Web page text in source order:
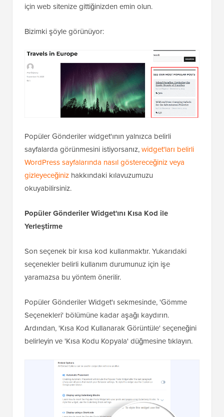
için web sitenize gittiğinizden emin olun.
Bizimki şöyle görünüyor:
Popüler Gönderiler widget'ının yalnızca belirli
sayfalarda görünmesini istiyorsanız,widget'ları belirli
WordPress sayfalarında nasıl göstereceğiniz veya
gizleyeceğiniz hakkındaki kılavuzumuzu
okuyabilirsiniz.
Popüler Gönderiler Widget'ını Kısa Kod ile
Yerleştirme
Son seçenek bir kısa kod kullanmaktır. Yukarıdaki
seçenekler belirli kullanım durumunuz için işe
yaramazsa bu yöntem önerilir.
Popüler Gönderiler Widget'ı sekmesinde, 'Gömme
Seçenekleri' bölümüne kadar aşağı kaydırın.
Ardından, 'Kısa Kod Kullanarak Görüntüle' seçeneğini
belirleyin ve 'Kısa Kodu Kopyala' düğmesine tıklayın.